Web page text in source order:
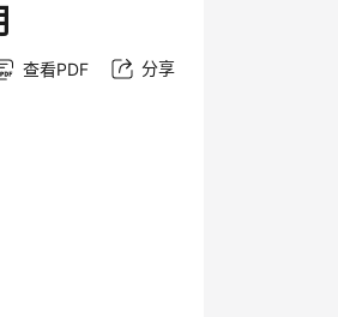
查看PDF 分享